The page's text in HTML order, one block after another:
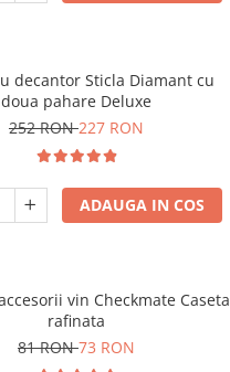
decantor Sticla Diamant cu
doua pahare Deluxe
252 RON227 RON
ADAUGA IN COS
vin Checkmate Caseta
rafinata
81 RON73 RON